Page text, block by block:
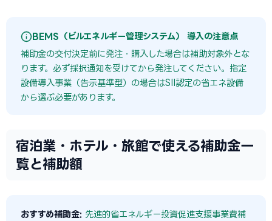
BEMS（ビルエネルギー管理システム） 導入の注意点
補助金の交付決定前に発注・購入した場合は補助対象外とな
ります。必ず採択通知を受けてから発注してください。指定
設備導入事業（告示基準型）の場合はSII認定の省エネ設備
から選ぶ必要があります。
宿泊業・ホテル・旅館で使える補助金一
覧と補助額
おすすめ補助金: 先進的省エネルギー投資促進支援事業費補